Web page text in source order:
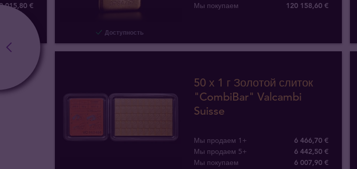
015,80 €
Доступность
Мы покупаем
120 158,60 €
50 х 1 г Золотой слиток
"CombiBar" Valcambi
Suisse
Мы продаем 1+
6 466,70 €
Мы продаем 5+
6 442,50 €
Мы покупаем
6 007,90 €